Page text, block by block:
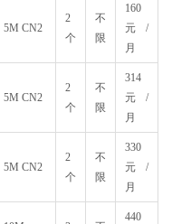
5M CN2
2
个
不
限
160
元/
月
5M CN2
2
个
不
限
314
元/
月
5M CN2
2
个
不
限
330
元/
月
440